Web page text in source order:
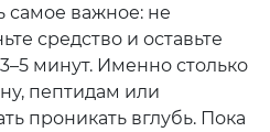
самое важное: не
средство и оставьте
минут. Именно столько
пептидам или
проникать вглубь. Пока